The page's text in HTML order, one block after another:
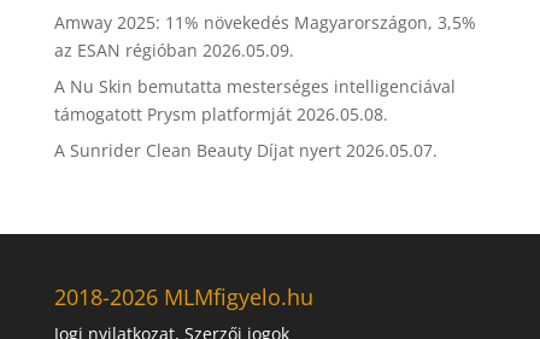
Amway 2025: 11% növekedés Magyarországon, 3,5%
az ESAN régióban 2026.05.09.
A Nu Skin bemutatta mesterséges intelligenciával
támogatott Prysm platformját 2026.05.08.
A Sunrider Clean Beauty Díjat nyert 2026.05.07.
2018-2026 MLMfigyelo.hu
Jogi nyilatkozat, Szerzői jogok